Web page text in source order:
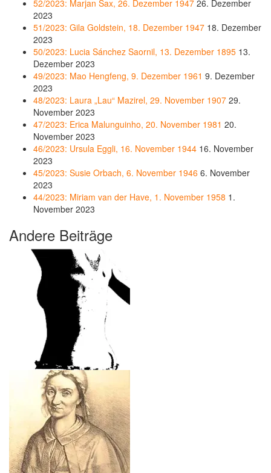
52/2023: Marjan Sax, 26. Dezember 1947 26. Dezember
2023
51/2023: Gila Goldstein, 18. Dezember 1947 18. Dezember
2023
50/2023: Lucia Sánchez Saornil, 13. Dezember 1895 13.
Dezember 2023
49/2023: Mao Hengfeng, 9. Dezember 1961 9. Dezember
2023
48/2023: Laura „Lau“ Mazirel, 29. November 1907 29.
November 2023
47/2023: Erica Malunguinho, 20. November 1981 20.
November 2023
46/2023: Ursula Eggli, 16. November 1944 16. November
2023
45/2023: Susie Orbach, 6. November 1946 6. November
2023
44/2023: Miriam van der Have, 1. November 1958 1.
November 2023
Andere Beiträge